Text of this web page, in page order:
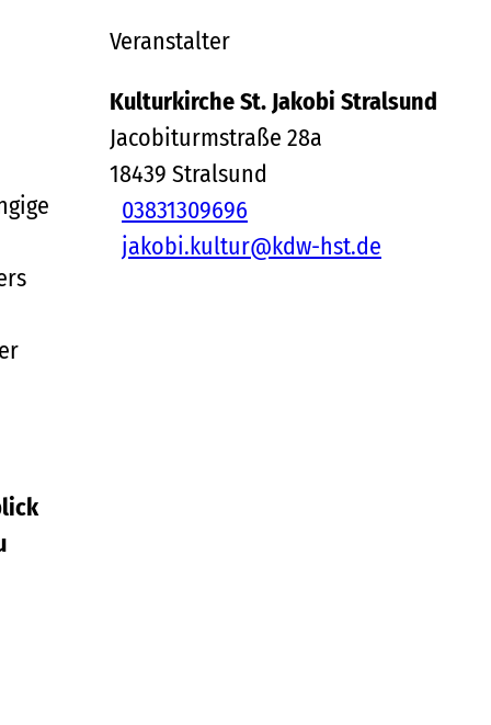
Veranstalter
Kulturkirche St. Jakobi Stralsund
Jacobiturmstraße 28a
18439 Stralsund
03831309696
jakobi.kultur@kdw-hst.de